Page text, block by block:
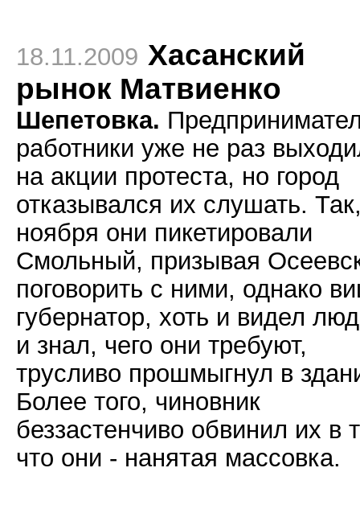
18.11.2009 Хасанский
рынок Матвиенко
Шепетовка.
работники уже не раз
на акции протеста, но город
отказывался их слушать.
ноября они пикетировали
Смольный, призывая
поговорить с ними, однако
губернатор, хоть и видел
и знал, чего они требуют,
трусливо прошмыгнул в
Более того, чиновник
беззастенчиво обвинил их в
что они - нанятая массовка.